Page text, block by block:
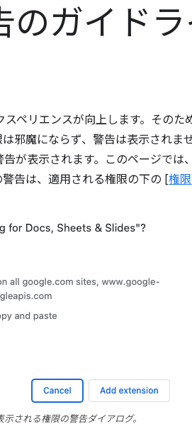
のガイド
ペリエンスが向上します。そのた
邪魔にならず、警告は表示されま
が表示されます。このページでは
告は、適用される権限の下の [権限
される権限の警告ダイアログ。